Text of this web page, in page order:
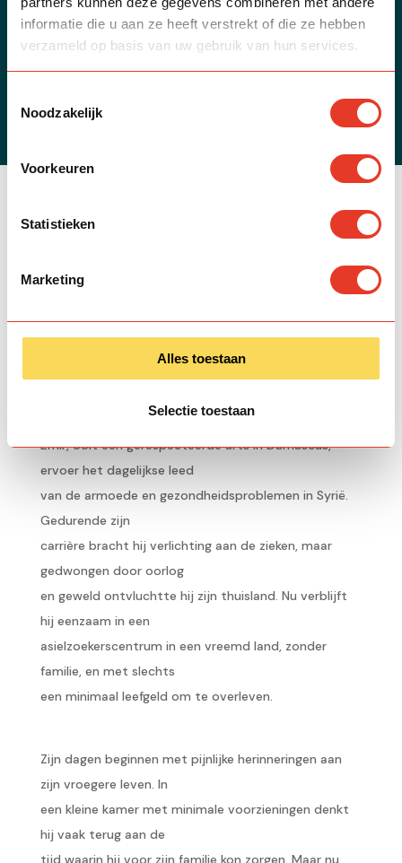
informatie die u aan ze heeft verstrekt of die ze hebben
verzameld op basis van uw gebruik van hun services.
Noodzakelijk
Voorkeuren
Statistieken
Marketing
Alles toestaan
Selectie toestaan
Emir, ooit een gerespecteerde arts in Damascus,
ervoer het dagelijkse leed
van de armoede en gezondheidsproblemen in Syrië.
Gedurende zijn
carrière bracht hij verlichting aan de zieken, maar
gedwongen door oorlog
en geweld ontvluchtte hij zijn thuisland. Nu verblijft
hij eenzaam in een
asielzoekerscentrum in een vreemd land, zonder
familie, en met slechts
een minimaal leefgeld om te overleven.
Zijn dagen beginnen met pijnlijke herinneringen aan
zijn vroegere leven. In
een kleine kamer met minimale voorzieningen denkt
hij vaak terug aan de
tijd waarin hij voor zijn familie kon zorgen. Maar nu